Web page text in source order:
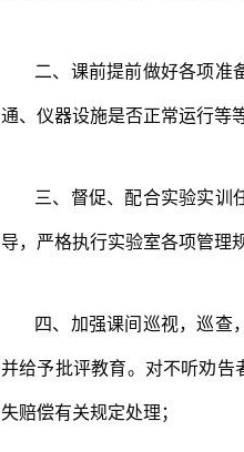
二、课前提前做好各项准
通、仪器设施是否正常运行等等
三、督促、配合实验实训
导，严格执行实验室各项管理
四、加强课间巡视，巡查
并给予批评教育。对不听劝告
失赔偿有关规定处理；